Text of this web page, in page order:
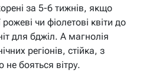
за 5-6 тижнів, якщо
чи фіолетові квіти до
для бджіл. А магнолія
регіонів, стійка, з
бояться вітру.